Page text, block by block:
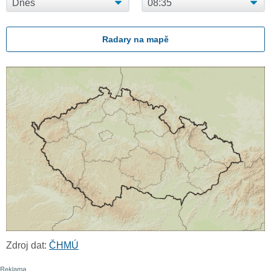
Radary na mapě
Zdroj dat: ČHMÚ